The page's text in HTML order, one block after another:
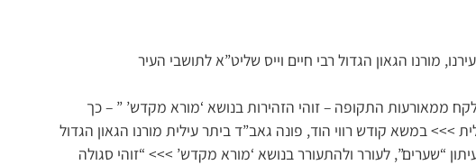
מורנו הגאון הגדול רבי חיים וייס שליט”א לתושבי העיר
ממאורעות התקופה – זוהי הזהירות בנושא ‘מורא מקדש’ ” – כך
>>> במשא קודש רווי הוד, פונה גאב”ד ביתר עילית מורנו הגאון הגדול
“שערים”, לעורר ולהתעורר בנושא ‘מורא מקדש’ >>> “זוהי סגולה